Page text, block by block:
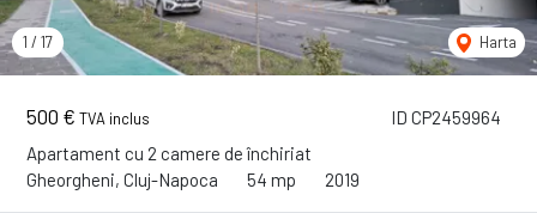
ID CP2459964
500 € TVA inclus
Apartament cu 2 camere de închiriat
Gheorgheni, Cluj-Napoca
54 mp 2019
1 / 17 Harta